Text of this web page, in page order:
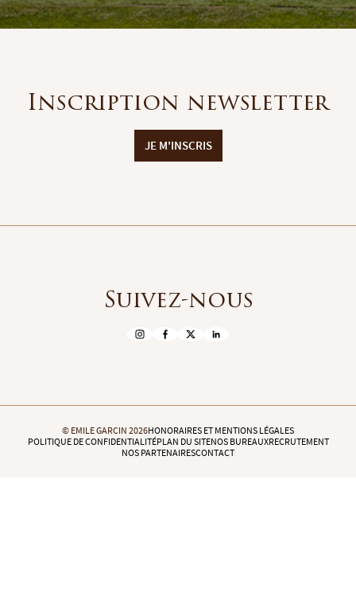
Inscription newsletter
JE M'INSCRIS
Suivez-nous
© EMILE GARCIN 2026HONORAIRES ET MENTIONS LÉGALES
POLITIQUE DE CONFIDENTIALITÉPLAN DU SITENOS BUREAUXRECRUTEMENT
NOS PARTENAIRESCONTACT